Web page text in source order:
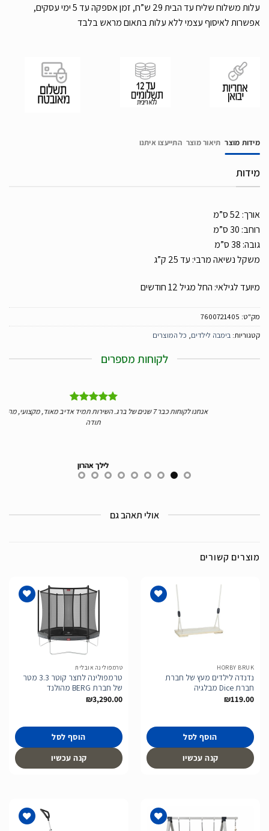
עלות משלוח שליח עד הבית 29 ש”ח, זמן אספקה עד 5 ימי עסקים,
אפשרות לאיסוף עצמי ללא עלות בתאום מראש בלבד
מידות מוצר תיאור מוצר התייעצו איתנו
מידות
אורך: 52 ס”מ
רוחב: 30 ס”מ
גובה: 38 ס”מ
משקל נשיאה מרבי: עד 25 ק”ג
מיועד לגילאי: החל מגיל 12 חודשים
מק"ט: 7600721405
קטגוריות: בימבה לילדים, כל המוצרים
לקוחות מספרים
אנחנו לקוחות כבר 7 שנים של ברג. השירות תמיד אדיב מאוד, מקצועי, מהיר ומעולה.
לילך אהרון
אולי תאהב גם
מוצרים קשורים
HORBY BRUK
נדנדה לילדים מעץ של חברת
חברת Dice מבלגיה
₪119.00
הוסף לסל
קנה עכשיו
טרמפולינה אובלית
טרמפולינה לחצר קוטר 3.3 מטר
של חברת BERG מהולנד
₪3,290.00
הוסף לסל
קנה עכשיו